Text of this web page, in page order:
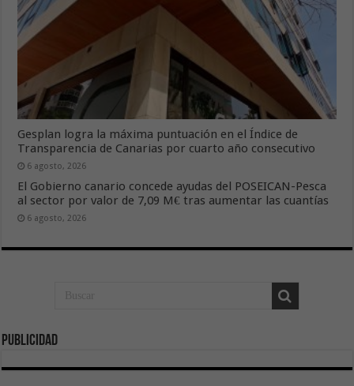
Gesplan logra la máxima puntuación en el Índice de
Transparencia de Canarias por cuarto año consecutivo
6 agosto, 2026
El Gobierno canario concede ayudas del POSEICAN-Pesca
al sector por valor de 7,09 M€ tras aumentar las cuantías
6 agosto, 2026
Publicidad